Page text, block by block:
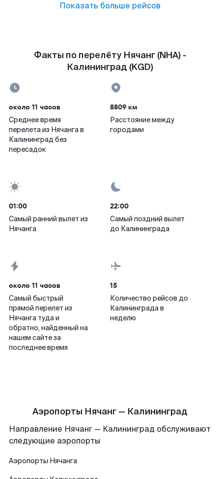
Показать больше рейсов
Факты по перелёту Нячанг (NHA) -
Калининград (KGD)
около 11 часов
Среднее время
перелета из Нячанга в
Калининград без
пересадок
8809 км
Расстояние между
городами
01:00
Самый ранний вылет из
Нячанга
22:00
Самый поздний вылет
до Калининграда
около 11 часов
Самый быстрый
прямой перелет из
Нячанга туда и
обратно, найденный на
нашем сайте за
последнее время
15
Количество рейсов до
Калининграда в
неделю
Аэропорты Нячанг — Калининград
Направление Нячанг — Калининград обслуживают
следующие аэропорты
Аэропорты Нячанга